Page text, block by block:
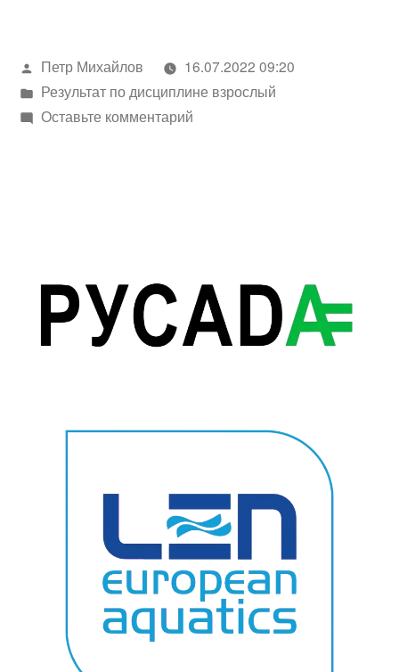
Петр Михайлов
16.07.2022 09:20
Результат по дисциплине взрослый
Оставьте комментарий